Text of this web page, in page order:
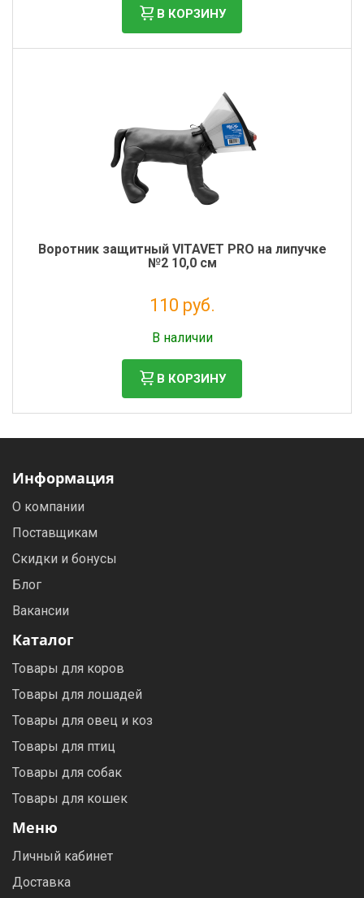
В КОРЗИНУ
Воротник защитный VITAVET PRO на липучке
№2 10,0 см
110 руб.
В наличии
В КОРЗИНУ
Информация
О компании
Поставщикам
Скидки и бонусы
Блог
Вакансии
Каталог
Товары для коров
Товары для лошадей
Товары для овец и коз
Товары для птиц
Товары для собак
Товары для кошек
Меню
Личный кабинет
Доставка